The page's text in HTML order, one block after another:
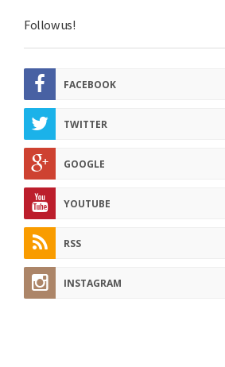
Follow us!
FACEBOOK
TWITTER
GOOGLE
YOUTUBE
RSS
INSTAGRAM